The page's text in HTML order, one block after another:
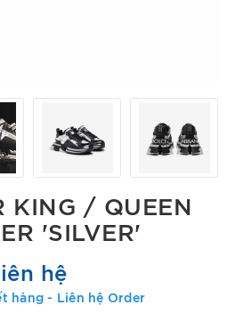
KING / QUEEN
'SILVER'
hệ
hàng - Liên hệ Order